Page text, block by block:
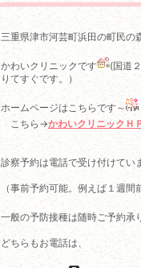
三重県津市河芸町浜田の町民の
かわいクリニックです
(国道
りてすぐです。）
ホームページはこちらです～
こちら→かわいクリニックＨ
診察予約は電話で受け付けてい
（事前予約可能。例えば１週間
一般の予防接種は随時ご予約承
どちらもお電話は、